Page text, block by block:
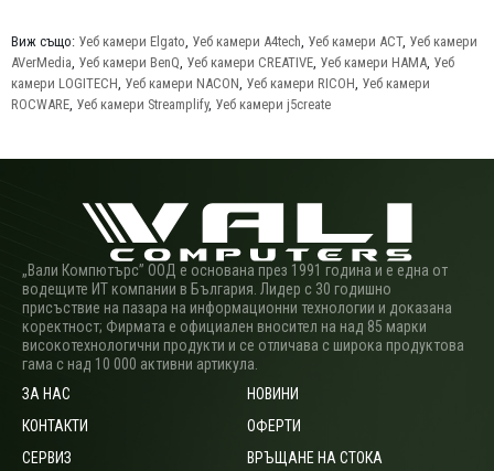
Виж също: Уеб камери Elgato, Уеб камери A4tech, Уеб камери ACT, Уеб камери
AVerMedia, Уеб камери BenQ, Уеб камери CREATIVE, Уеб камери HAMA, Уеб
камери LOGITECH, Уеб камери NACON, Уеб камери RICOH, Уеб камери
ROCWARE, Уеб камери Streamplify, Уеб камери j5create
„Вали Компютърс” ООД е основана през 1991 година и е една от
водещите ИТ компании в България. Лидер с 30 годишно
присъствие на пазара на информационни технологии и доказана
коректност; Фирмата е официален вносител на над 85 марки
високотехнологични продукти и се отличава с широка продуктова
гама с над 10 000 активни артикула.
ЗА НАС
КОНТАКТИ
СЕРВИЗ
НОВИНИ
ОФЕРТИ
ВРЪЩАНЕ НА СТОКА